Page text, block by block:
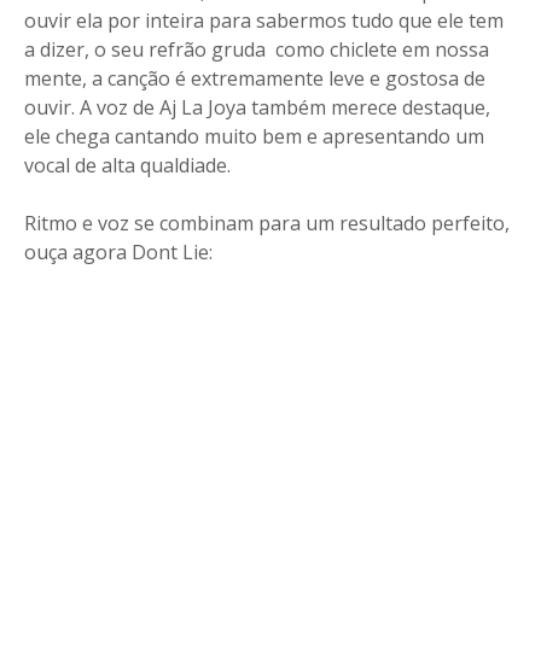
ouvir ela por inteira para sabermos tudo que ele tem
a dizer, o seu refrão gruda como chiclete em nossa
mente, a canção é extremamente leve e gostosa de
ouvir. A voz de Aj La Joya também merece destaque,
ele chega cantando muito bem e apresentando um
vocal de alta qualdiade.
Ritmo e voz se combinam para um resultado perfeito,
ouça agora Dont Lie: